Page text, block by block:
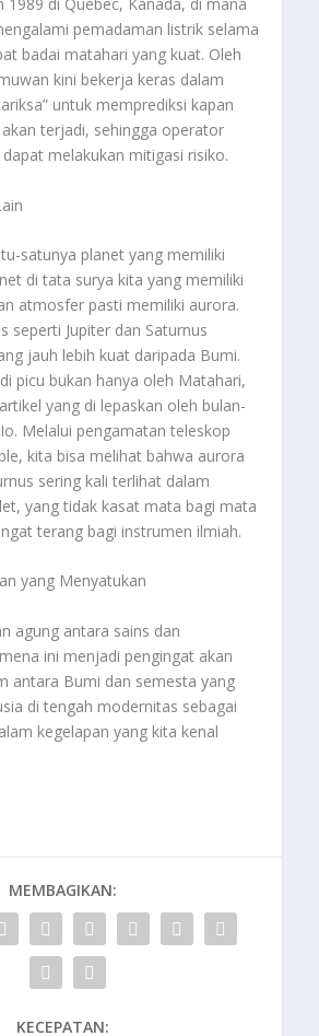
pemadaman listrik selama
badai matahari yang kuat. Oleh
kini bekerja keras dalam
untuk memprediksi kapan
terjadi, sehingga operator
melakukan mitigasi risiko.
satunya planet yang memiliki
di tata surya kita yang memiliki
atmosfer pasti memiliki aurora.
seperti Jupiter dan Saturnus
jauh lebih kuat daripada Bumi.
picu bukan hanya oleh Matahari,
yang di lepaskan oleh bulan-
Melalui pengamatan teleskop
kita bisa melihat bahwa aurora
sering kali terlihat dalam
yang tidak kasat mata bagi mata
terang bagi instrumen ilmiah.
yang Menyatukan
agung antara sains dan
ini menjadi pengingat akan
antara Bumi dan semesta yang
di tengah modernitas sebagai
kegelapan yang kita kenal
MEMBAGIKAN:
KECEPATAN: